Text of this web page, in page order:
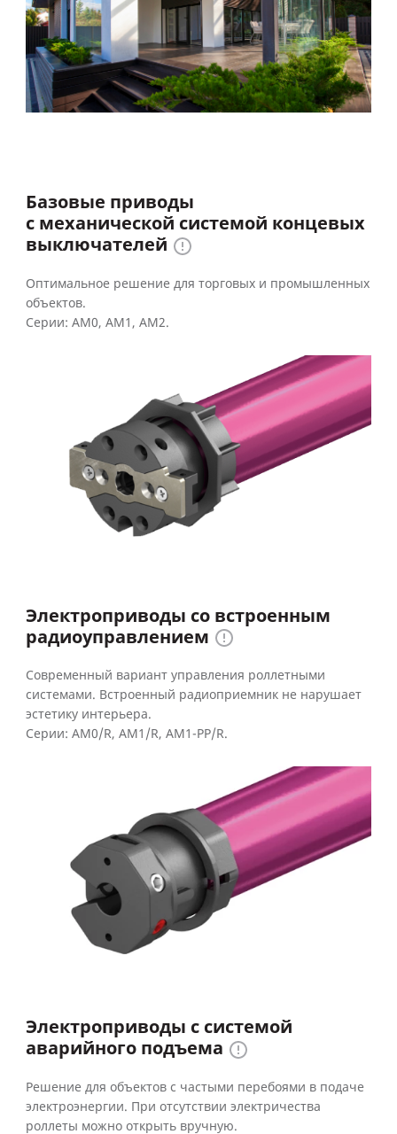
Базовые приводы
с механической системой концевых
выключателей
Оптимальное решение для торговых и промышленных
объектов.
Серии: AM0, AM1, AM2.
Электроприводы со встроенным
радиоуправлением
Современный вариант управления роллетными
системами. Встроенный радиоприемник не нарушает
эстетику интерьера.
Серии: AM0/R, AM1/R, AM1-PP/R.
Электроприводы с системой
аварийного подъема
Решение для объектов с частыми перебоями в подаче
электроэнергии. При отсутствии электричества
роллеты можно открыть вручную.